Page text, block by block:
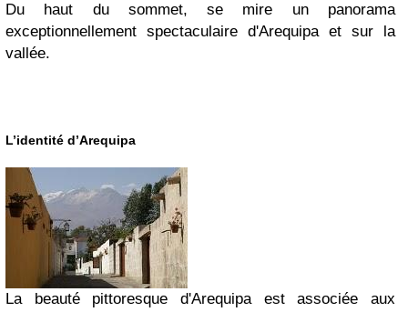
Du haut du sommet, se mire un panorama
exceptionnellement spectaculaire d'Arequipa et sur la
vallée.
L’identité d’Arequipa
La beauté pittoresque d'Arequipa est associée aux